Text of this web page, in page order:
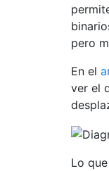
pero
En el
ver el
Lo